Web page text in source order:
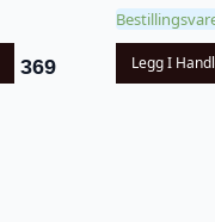
369 Legg I